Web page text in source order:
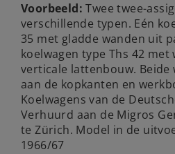
Voorbeeld: Twee twee-
verschillende typen. Eén
35 met gladde wanden uit
koelwagen type Ths 42 met
verticale lattenbouw. Beide
aan de kopkanten en
Koelwagens van de
Verhuurd aan de Migros
te Zürich. Model in de
1966/67